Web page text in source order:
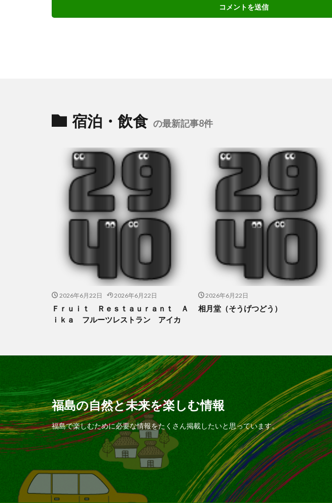
宿泊・飲食 の最新記事8件
2026年6月22日 2026年6月22日
Ｆｒｕｉｔ Ｒｅｓｔａｕｒａｎｔ Ａ
ｉｋａ フルーツレストラン アイカ
2026年6月22日
相月堂（そうげつどう）
福島の自然と未来を楽しむ情報
福島で楽しむために必要な情報をたくさん掲載したいと思っています。